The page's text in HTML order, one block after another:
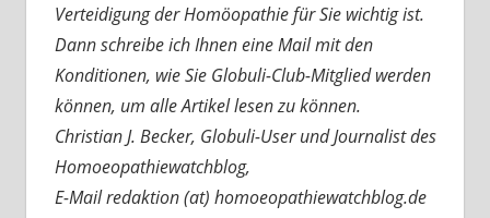
Verteidigung der Homöopathie für Sie wichtig ist.
Dann schreibe ich Ihnen eine Mail mit den
Konditionen, wie Sie Globuli-Club-Mitglied werden
können, um alle Artikel lesen zu können.
Christian J. Becker, Globuli-User und Journalist des
Homoeopathiewatchblog,
E-Mail redaktion (at) homoeopathiewatchblog.de